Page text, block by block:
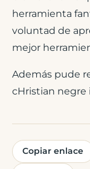
herramienta
voluntad de
mejor
Además pude
cHristian negre
Copiar enlace